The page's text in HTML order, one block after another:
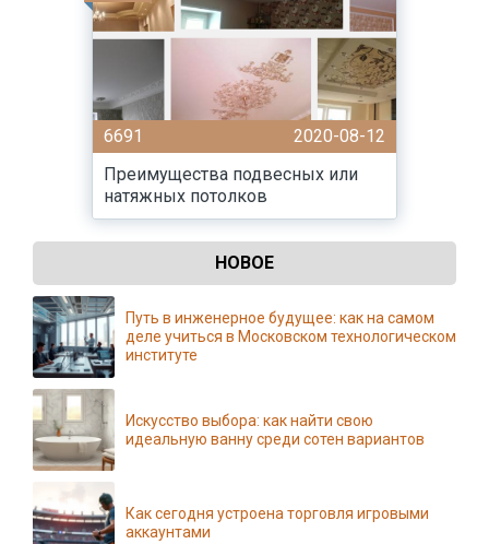
6691
2020-08-12
Преимущества подвесных или
натяжных потолков
НОВОЕ
Путь в инженерное будущее: как на самом
деле учиться в Московском технологическом
институте
Искусство выбора: как найти свою
идеальную ванну среди сотен вариантов
Как сегодня устроена торговля игровыми
аккаунтами